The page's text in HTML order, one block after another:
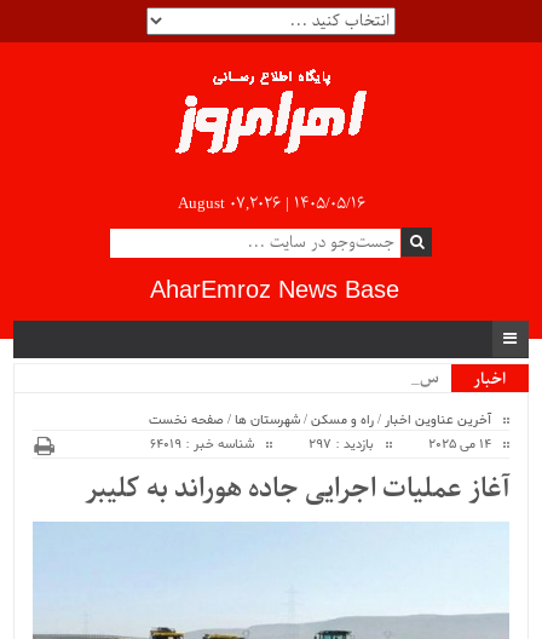
August 07,2026 | ۱۴۰۵/۰۵/۱۶
AharEmroz News Base
اخبار
سیب_
آخرین عناوین اخبار /راه و مسکن/شهرستان ها/صفحه نخست
14 می 2025
بازدید : 297 شناسه خبر : 64019
آغاز عملیات اجرایی جاده هوراند به کلیبر